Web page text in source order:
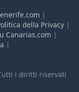
|
della Privacy|
Canarias.com |
|
i diritti riservati